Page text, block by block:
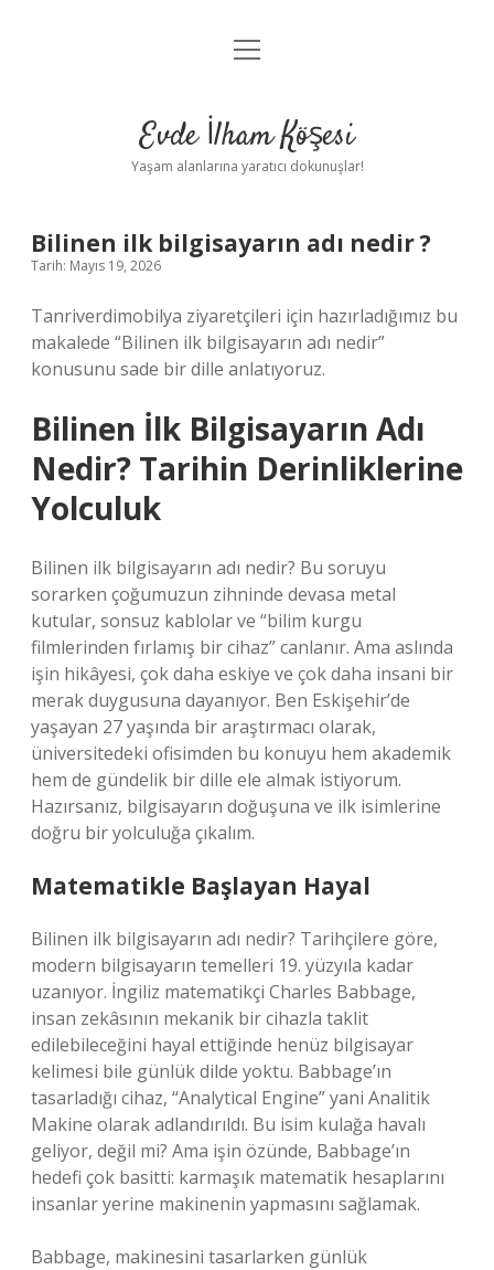
Anasayfa
Yasal Uyarı
menüyü
Evde İlham Köşesi
Yaşam alanlarına yaratıcı dokunuşlar!
Bilinen ilk bilgisayarın adı nedir ?
Tarih: Mayıs 19, 2026
Tanriverdimobilya ziyaretçileri için hazırladığımız bu
makalede “Bilinen ilk bilgisayarın adı nedir”
konusunu sade bir dille anlatıyoruz.
Bilinen İlk Bilgisayarın Adı
Nedir? Tarihin Derinliklerine
Yolculuk
Bilinen ilk bilgisayarın adı nedir? Bu soruyu
sorarken çoğumuzun zihninde devasa metal
kutular, sonsuz kablolar ve “bilim kurgu
filmlerinden fırlamış bir cihaz” canlanır. Ama aslında
işin hikâyesi, çok daha eskiye ve çok daha insani bir
merak duygusuna dayanıyor. Ben Eskişehir’de
yaşayan 27 yaşında bir araştırmacı olarak,
üniversitedeki ofisimden bu konuyu hem akademik
hem de gündelik bir dille ele almak istiyorum.
Hazırsanız, bilgisayarın doğuşuna ve ilk isimlerine
doğru bir yolculuğa çıkalım.
Matematikle Başlayan Hayal
Bilinen ilk bilgisayarın adı nedir? Tarihçilere göre,
modern bilgisayarın temelleri 19. yüzyıla kadar
uzanıyor. İngiliz matematikçi Charles Babbage,
insan zekâsının mekanik bir cihazla taklit
edilebileceğini hayal ettiğinde henüz bilgisayar
kelimesi bile günlük dilde yoktu. Babbage’ın
tasarladığı cihaz, “Analytical Engine” yani Analitik
Makine olarak adlandırıldı. Bu isim kulağa havalı
geliyor, değil mi? Ama işin özünde, Babbage’ın
hedefi çok basitti: karmaşık matematik hesaplarını
insanlar yerine makinenin yapmasını sağlamak.
Babbage, makinesini tasarlarken günlük